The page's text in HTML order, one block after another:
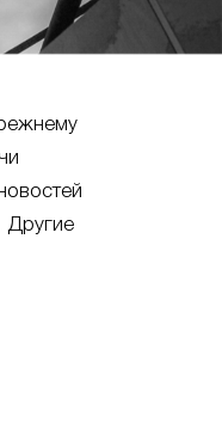
Другие